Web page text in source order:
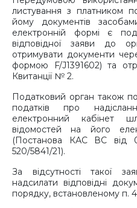
листування з платником
йому документів
електронній формі є
відповідної заяви до
отримувати документи
формою F/J1391602) та
Квитанції № 2.
Податковий орган також
податків про
електронний кабінет
відомостей на його
(Постанова КАС ВС від
520/5841/21).
За відсутності такої
надсилати відповідні
порядку, встановленому п.